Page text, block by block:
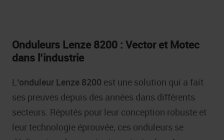
Onduleurs Lenze 8200 : Vector et Motec
dans l’industrie
L‘onduleur Lenze 8200 est une solution qui a fait
ses preuves depuis des années dans différents
secteurs. Réputés pour leur conception robuste et
leur technologie éprouvée, ces onduleurs se